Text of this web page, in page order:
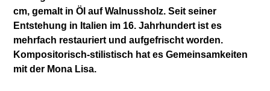
cm, gemalt in Öl auf Walnussholz. Seit seiner
Entstehung in Italien im 16. Jahrhundert ist es
mehrfach restauriert und aufgefrischt worden.
Kompositorisch-stilistisch hat es Gemeinsamkeiten
mit der Mona Lisa.